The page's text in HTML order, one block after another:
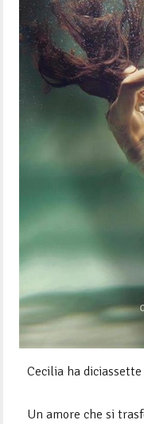
Cecilia ha
Un amore che si